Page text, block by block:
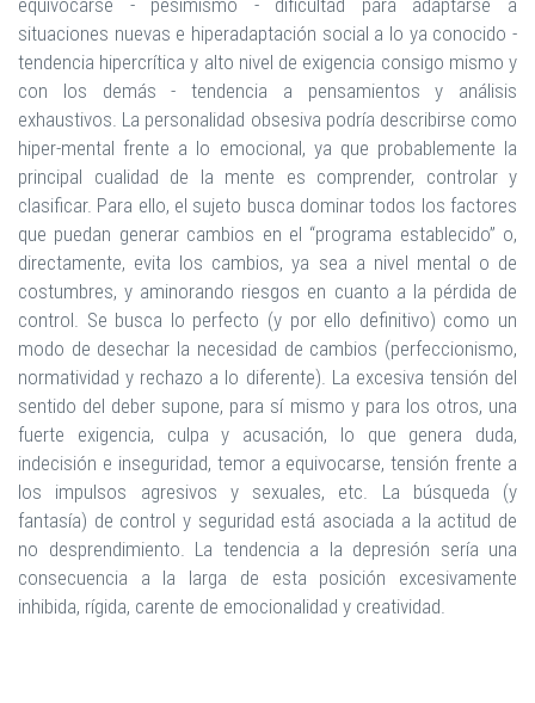
equivocarse - pesimismo - dificultad para adaptarse a
situaciones nuevas e hiperadaptación social a lo ya conocido -
tendencia hipercrítica y alto nivel de exigencia consigo mismo y
con los demás - tendencia a pensamientos y análisis
exhaustivos. La personalidad obsesiva podría describirse como
hiper-mental frente a lo emocional, ya que probablemente la
principal cualidad de la mente es comprender, controlar y
clasificar. Para ello, el sujeto busca dominar todos los factores
que puedan generar cambios en el “programa establecido” o,
directamente, evita los cambios, ya sea a nivel mental o de
costumbres, y aminorando riesgos en cuanto a la pérdida de
control. Se busca lo perfecto (y por ello definitivo) como un
modo de desechar la necesidad de cambios (perfeccionismo,
normatividad y rechazo a lo diferente). La excesiva tensión del
sentido del deber supone, para sí mismo y para los otros, una
fuerte exigencia, culpa y acusación, lo que genera duda,
indecisión e inseguridad, temor a equivocarse, tensión frente a
los impulsos agresivos y sexuales, etc. La búsqueda (y
fantasía) de control y seguridad está asociada a la actitud de
no desprendimiento. La tendencia a la depresión sería una
consecuencia a la larga de esta posición excesivamente
inhibida, rígida, carente de emocionalidad y creatividad.